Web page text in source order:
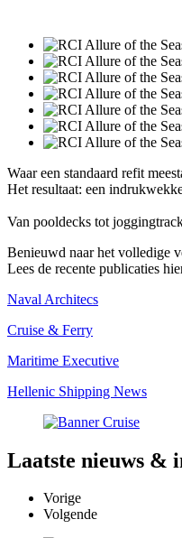
Waar een standaard refit
Het resultaat: een
Van pooldecks tot
Benieuwd naar het volledige
Lees de recente publicaties
Naval Architecs
Cruise & Ferry
Maritime Executive
Hellenic Shipping News
Laatste nieuws &
Vorige
Volgende